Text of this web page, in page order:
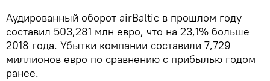
Аудированный оборот airBaltic в прошлом году
составил 503,281 млн евро, что на 23,1% больше
2018 года. Убытки компании составили 7,729
миллионов евро по сравнению с прибылью годом
ранее.